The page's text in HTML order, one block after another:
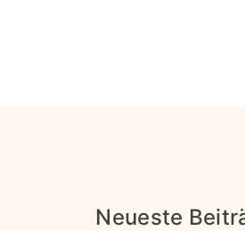
Neueste